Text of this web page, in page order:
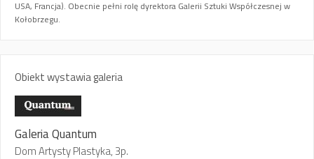
USA, Francja). Obecnie pełni rolę dyrektora Galerii Sztuki Współczesnej w
Kołobrzegu.
Obiekt wystawia galeria
Galeria Quantum
Dom Artysty Plastyka, 3p.